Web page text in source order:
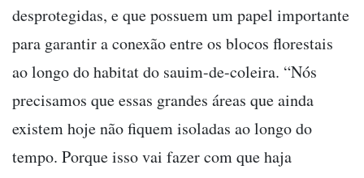
desprotegidas, e que possuem um papel importante
para garantir a conexão entre os blocos florestais
ao longo do habitat do sauim-de-coleira. “Nós
precisamos que essas grandes áreas que ainda
existem hoje não fiquem isoladas ao longo do
tempo. Porque isso vai fazer com que haja